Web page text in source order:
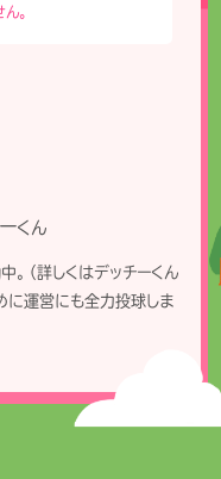
。
くん
。（詳しくはデッチーくん
に運営にも全力投球しま